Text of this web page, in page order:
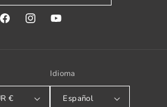
FacebookInstagramYouTube
España | EUR €
Idioma
Español